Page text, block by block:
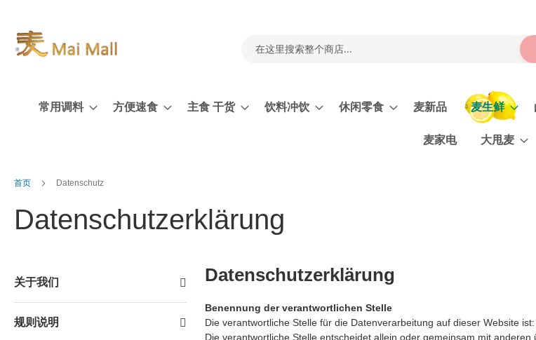
内
容
常用调料 方便速食 主食 干货 饮料冲饮 休闲零食 麦新品 麦生鲜
麦家电 大甩麦
首页 Datenschutz
Datenschutzerklärung
Datenschutzerklärung
Benennung der verantwortlichen Stelle
Die verantwortliche Stelle für die Datenverarbeitung auf dieser Website ist:
Die verantwortliche Stelle entscheidet allein oder gemeinsam mit
关于我们
规则说明